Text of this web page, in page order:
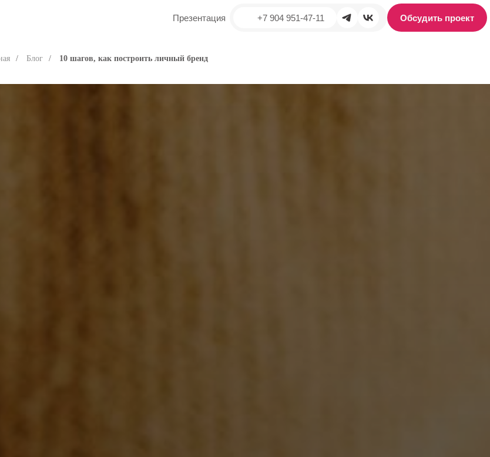
Презентация +7 904 951-47-11 Обсудить проект
/ Блог / 10 шагов, как построить личный бренд